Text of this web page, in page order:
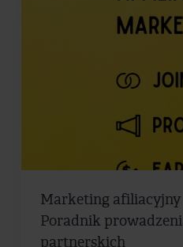
Marketing afiliacyjny
Poradnik
partnerskich